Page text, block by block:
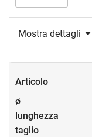
Mostra dettagli